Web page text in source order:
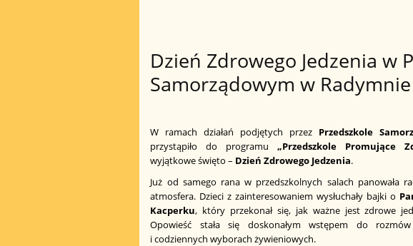
Dzień Zdrowego Jedzenia w
Samorządowym w Radymnie
W ramach działań podjętych przez Przedszkole
przystąpiło do programu„Przedszkole Promujące
wyjątkowe święto – Dzień Zdrowego Jedzenia.
Już od samego rana w przedszkolnych salach panowała
atmosfera. Dzieci z zainteresowaniem wysłuchały bajki o
Kacperku, który przekonał się, jak ważne jest zdrowe
Opowieść stała się doskonałym wstępem do
i codziennych wyborach żywieniowych.